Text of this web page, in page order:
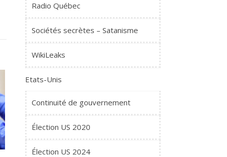
Radio Québec
Sociétés secrètes – Satanisme
WikiLeaks
Etats-Unis
Continuité de gouvernement
Élection US 2020
Élection US 2024